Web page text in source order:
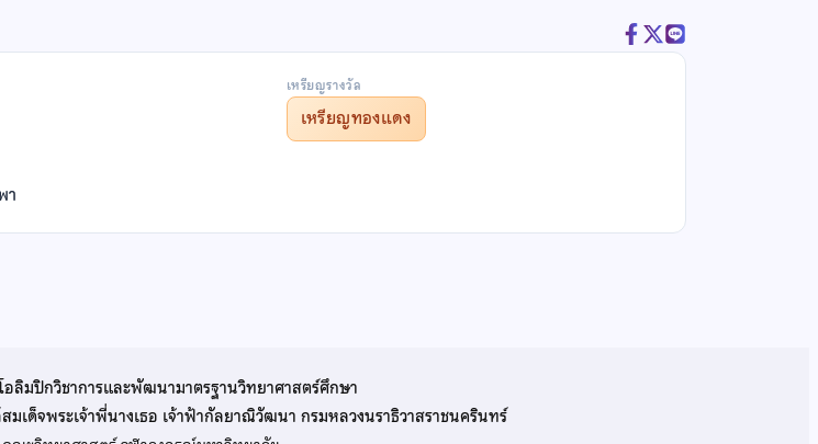
เหรียญรางวัล
เหรียญทองแดง
า
อลิมปิกวิชาการและพัฒนามาตรฐานวิทยาศาสตร์ศึกษา
มเด็จพระเจ้าพี่นางเธอ เจ้าฟ้ากัลยาณิวัฒนา กรมหลวงนราธิวาสราชนครินทร์